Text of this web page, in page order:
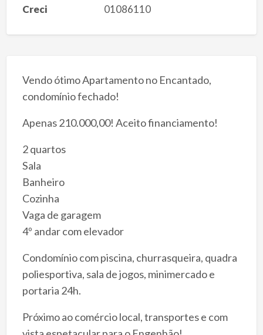
Creci
01086110
Vendo ótimo Apartamento no Encantado,
condomínio fechado!
Apenas 210.000,00! Aceito financiamento!
2 quartos
Sala
Banheiro
Cozinha
Vaga de garagem
4º andar com elevador
Condomínio com piscina, churrasqueira, quadra
poliesportiva, sala de jogos, minimercado e
portaria 24h.
Próximo ao comércio local, transportes e com